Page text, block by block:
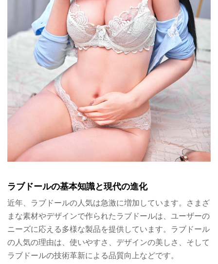
ラブドールの基本知識と現代の進化
近年、ラブドールの人気は急激に増加しています。さまざ
まな素材やデザインで作られたラブドールは、ユーザーの
ニーズに応える多様な製品を提供しています。ラブドール
の人気の理由は、使いやすさ、デザインの美しさ、そして
ラブドールの技術革新による品質向上などです。